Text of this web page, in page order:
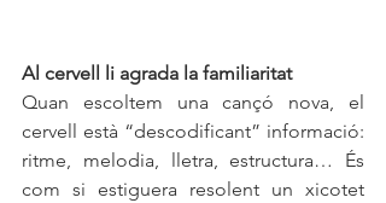
Al cervell li agrada la familiaritat
Quan escoltem una cançó nova, el
cervell està “descodificant” informació:
ritme, melodia, lletra, estructura… És
com si estiguera resolent un xicotet